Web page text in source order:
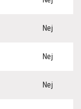
Nej
Nej
Nej